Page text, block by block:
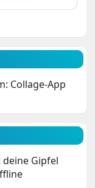
Collage-App
Gipfel